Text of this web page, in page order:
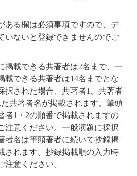
ある欄は必須事項ですので、デ
いないと登録できませんのでご
掲載できる共著者は2名まで、一
載できる共著者は14名までとな
択された場合、共著者1、共著者
共著者名が掲載されます。筆頭
者1・2の順番で掲載されますの
注意ください。一般演題に採択
者名は筆頭著者に続いて抄録掲
されます。抄録掲載順の入力時
注意ください。